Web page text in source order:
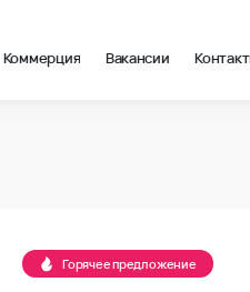
Коммерция Вакансии
Горячее предложение